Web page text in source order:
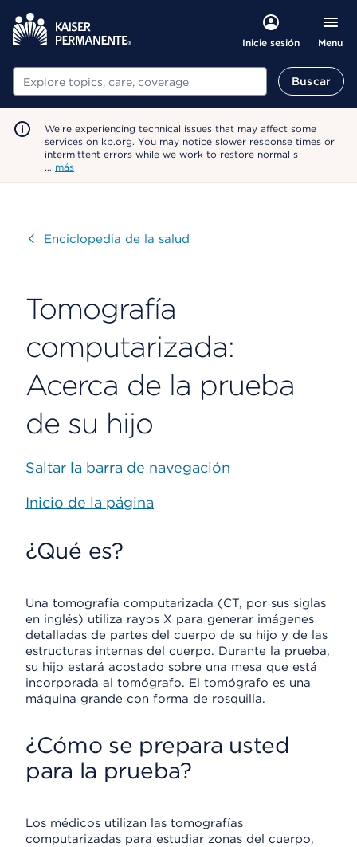
Inicie sesión Menu
Buscar Buscar
We're experiencing technical issues that may affect some
services on kp.org. You may notice slower response times or
intermittent errors while we work to restore normal s
… más
Visitar
Enciclopedia de la salud
Tomografía
computarizada:
Acerca de la prueba
de su hijo
Saltar la barra de navegación
Inicio de la página
¿Qué es?
Una tomografía computarizada (CT, por sus siglas
en inglés) utiliza rayos X para generar imágenes
detalladas de partes del cuerpo de su hijo y de las
estructuras internas del cuerpo. Durante la prueba,
su hijo estará acostado sobre una mesa que está
incorporada al tomógrafo. El tomógrafo es una
máquina grande con forma de rosquilla.
¿Cómo se prepara usted
para la prueba?
Los médicos utilizan las tomografías
computarizadas para estudiar zonas del cuerpo,